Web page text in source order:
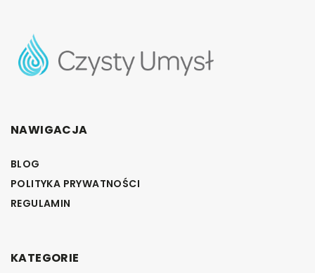
NAWIGACJA
BLOG
POLITYKA PRYWATNOŚCI
REGULAMIN
KATEGORIE